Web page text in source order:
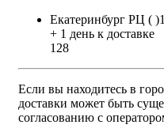
Екатеринбург РЦ ( )1
+ 1 день к доставке
128
Если вы находитесь в
доставки может быть
согласованию с